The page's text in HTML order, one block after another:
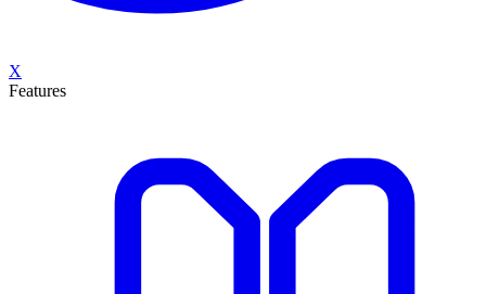
X
Features